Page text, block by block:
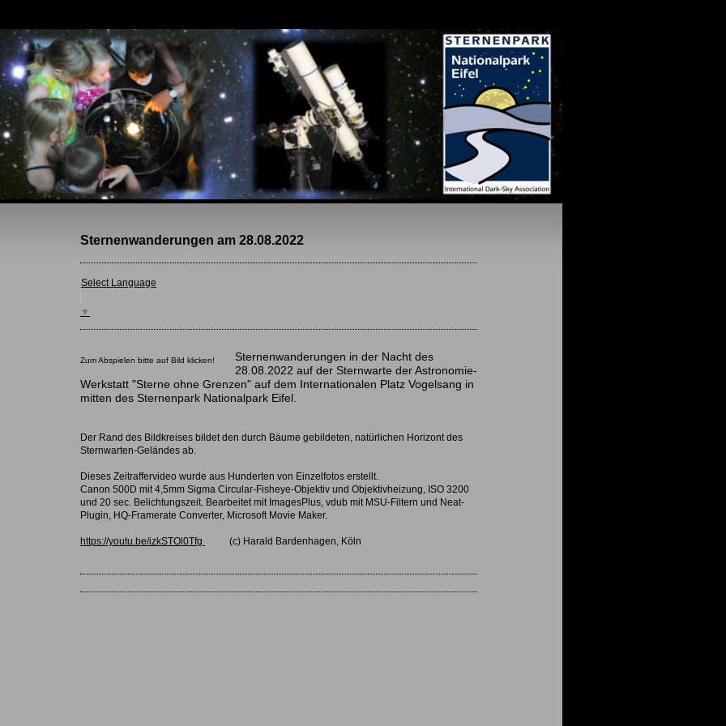
Sternenwanderungen am 28.08.2022
Select Language
▼
Zum Abspielen bitte auf Bild klicken!
Sternenwanderungen in der Nacht des
28.08.2022 auf der Sternwarte der Astronomie-
Werkstatt "Sterne ohne Grenzen" auf dem Internationalen Platz Vogelsang in
mitten des Sternenpark Nationalpark Eifel.
Der Rand des Bildkreises bildet den durch Bäume gebildeten, natürlichen Horizont des
Sternwarten-Geländes ab.
Dieses Zeitraffervideo wurde aus Hunderten von Einzelfotos erstellt.
Canon 500D mit 4,5mm Sigma Circular-Fisheye-Objektiv und Objektivheizung, ISO 3200
und 20 sec. Belichtungszeit. Bearbeitet mit ImagesPlus, vdub mit MSU-Filtern und Neat-
Plugin, HQ-Framerate Converter, Microsoft Movie Maker.
https://youtu.be/izkSTOl0Tfg (c) Harald Bardenhagen, Köln